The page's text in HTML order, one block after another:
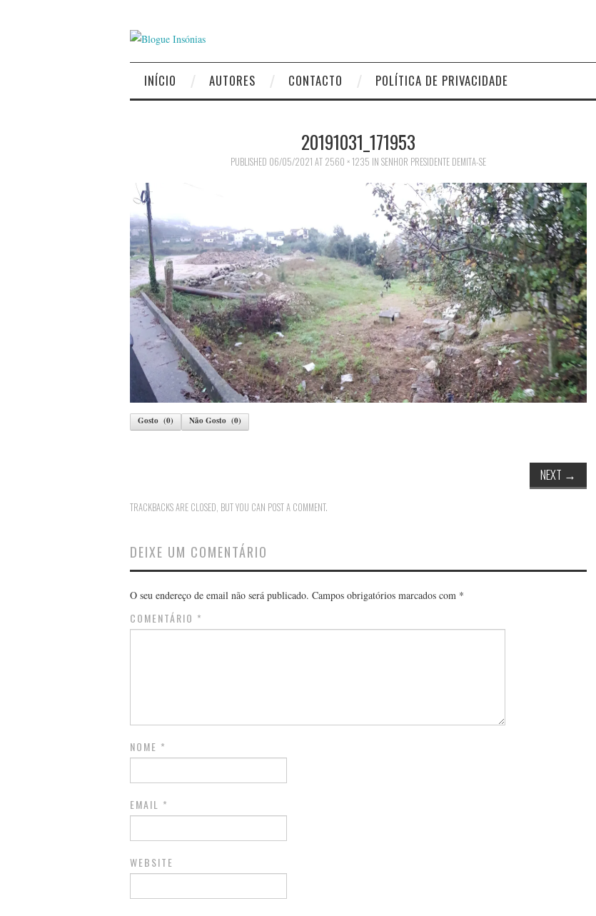
INÍCIO AUTORES CONTACTO POLÍTICA DE PRIVACIDADE
20191031_171953
PUBLISHED 06/05/2021 AT 2560 × 1235 IN SENHOR PRESIDENTE DEMITA-SE
Gosto (0) Não Gosto (0)
NEXT →
TRACKBACKS ARE CLOSED, BUT YOU CAN POST A COMMENT.
DEIXE UM COMENTÁRIO
O seu endereço de email não será publicado. Campos obrigatórios marcados com *
COMENTÁRIO *
NOME *
EMAIL *
WEBSITE